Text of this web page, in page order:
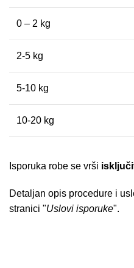
0 – 2 kg
2-5 kg
5-10 kg
10-20 kg
Isporuka robe se vrši
Detaljan opis procedure i
stranici "Uslovi isporuke".